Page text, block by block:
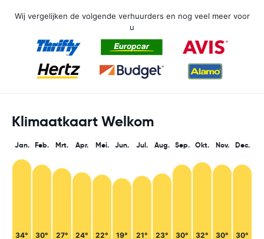
Wij vergelijken de volgende verhuurders en nog veel meer voor
u
Klimaatkaart Welkom
Jan.
34°
Feb.
30°
Mrt.
27°
Apr.
24°
Mei.
22°
Jun.
19°
Jul.
21°
Aug.
23°
Sep.
30°
Okt.
32°
Nov.
30°
Dec.
30°